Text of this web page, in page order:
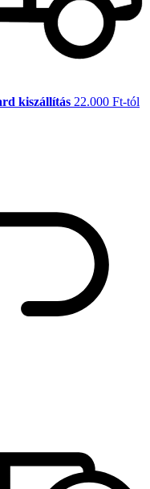
kiszállítás 22.000 Ft-tól